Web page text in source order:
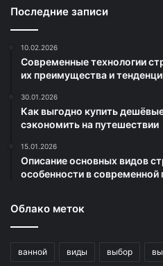
Последние записи
10.02.2026
Современные технологии
их преимущества и
30.01.2026
Как выгодно купить
сэкономить на путешествии
15.01.2026
Описание основных видов
особенности в современной
Облако меток
ванной виды выбор